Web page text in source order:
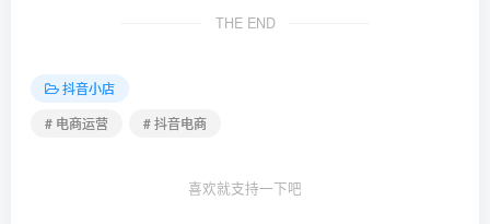
THE END
抖音小店
# 电商运营
# 抖音电商
喜欢就支持一下吧